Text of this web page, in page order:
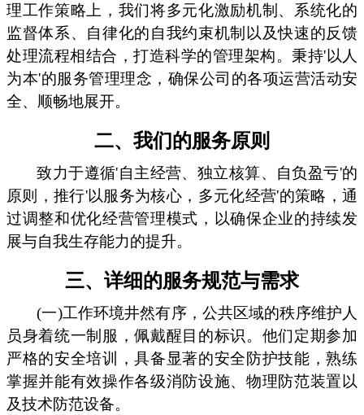
理工作策略上，我们将多元化激励机制、系统化的
监督体系、自律化的自我约束机制以及快速的反馈
处理流程相结合，打造科学的管理架构。秉持'以人
为本'的服务管理理念，确保公司的各项运营活动安
全、顺畅地展开。
二、我们的服务原则
致力于遵循'自主经营、独立核算、自负盈亏'的
原则，推行'以服务为核心，多元化经营'的策略，通
过调整和优化经营管理模式，以确保企业的持续发
展与自我生存能力的提升。
三、详细的服务规范与需求
(一)工作环境井然有序，公共区域的秩序维护人
员身着统一制服，佩戴醒目的标识。他们定期参加
严格的安全培训，具备显著的安全防护技能，熟练
掌握并能有效操作各级消防设施、物理防范装置以
及技术防范设备。